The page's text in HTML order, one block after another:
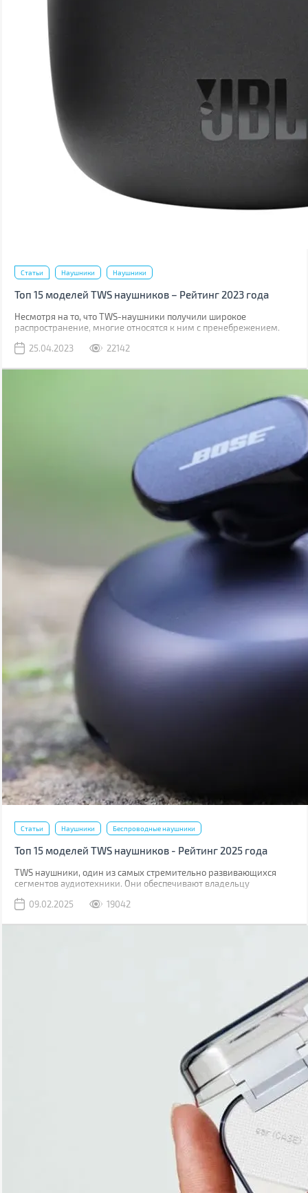
Статьи Наушники Наушники
Топ 15 моделей TWS наушников – Рейтинг 2023 года
Несмотря на то, что TWS-наушники получили широкое
распространение, многие относятся к ним с пренебрежением.
25.04.2023
22142
Статьи Наушники Беспроводные наушники
Топ 15 моделей TWS наушников - Рейтинг 2025 года
TWS наушники, один из самых стремительно развивающихся
сегментов аудиотехники. Они обеспечивают владельцу
появилось немало новинок, в том числе даже бюджетные модели
09.02.2025 19042